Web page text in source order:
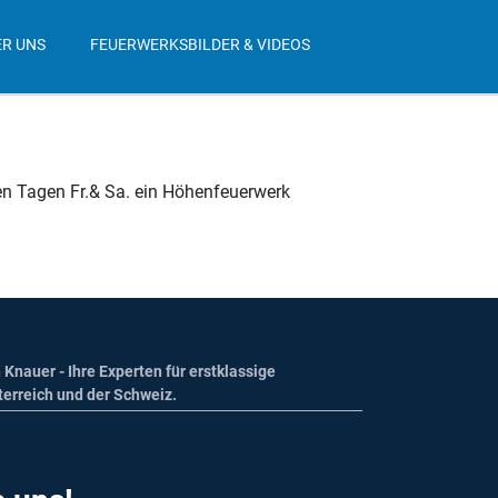
UNS FEUERWERKSBILDER & VIDEOS
Tagen Fr.& Sa. ein Höhenfeuerwerk
- Ihre Experten für erstklassige
und der Schweiz.